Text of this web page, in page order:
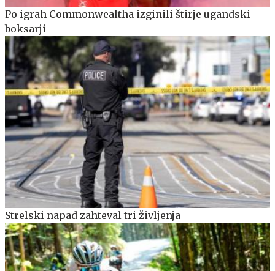
Po igrah Commonwealtha izginili štirje ugandski
boksarji
Strelski napad zahteval tri življenja